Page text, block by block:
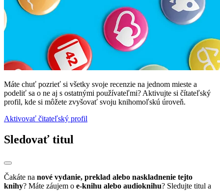
Máte chuť pozrieť si všetky svoje recenzie na jednom mieste a
podeliť sa o ne aj s ostatnými používateľmi? Aktivujte si čítateľský
profil, kde si môžete zvyšovať svoju knihomoľskú úroveň.
Aktivovať čitateľský profil
Sledovať titul
Čakáte na nové vydanie, preklad alebo naskladnenie tejto
knihy? Máte záujem o e-knihu alebo audioknihu? Sledujte titul a